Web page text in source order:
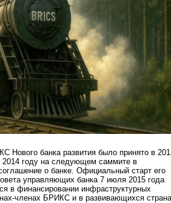
Нового банка развития было принято в
2014 году на следующем саммите в
о банке. Официальный старт его
управляющих банка 7 июля 2015 года
в финансировании инфраструктурных
членах БРИКС и в развивающихся